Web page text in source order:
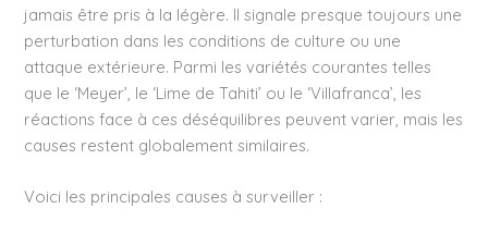
jamais être pris à la légère. Il signale presque toujours une
perturbation dans les conditions de culture ou une
attaque extérieure. Parmi les variétés courantes telles
que le ‘Meyer’, le ‘Lime de Tahiti’ ou le ‘Villafranca’, les
réactions face à ces déséquilibres peuvent varier, mais les
causes restent globalement similaires.
Voici les principales causes à surveiller :